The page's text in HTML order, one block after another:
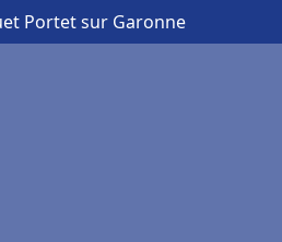
Portet sur Garonne